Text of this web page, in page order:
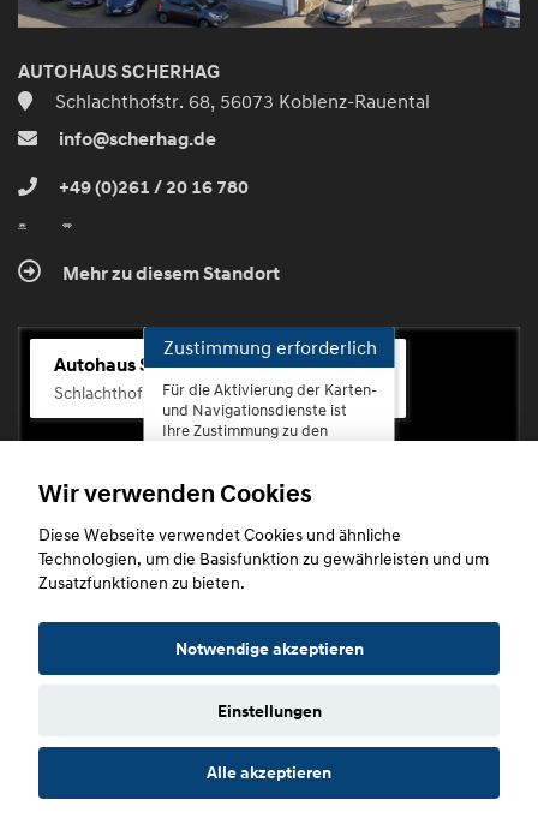
AUTOHAUS SCHERHAG
Schlachthofstr. 68, 56073 Koblenz-Rauental
info@scherhag.de
+49 (0)261 / 20 16 780
Mehr zu diesem Standort
Autohaus Scherhag
Schlachthofstr. 68, 56073 Koblenz-Rauental
Zustimmung erforderlich
Für die Aktivierung der Karten-
und Navigationsdienste ist
Ihre Zustimmung zu den
erforderlich.
Zustimmen
Copyright © 2026. Autohaus Scherhag
Datenschutz Impressum
Wir verwenden Cookies
Diese Webseite verwendet Cookies und ähnliche
Technologien, um die Basisfunktion zu gewährleisten und um
Zusatzfunktionen zu bieten.
Notwendige akzeptieren
Einstellungen
Alle akzeptieren